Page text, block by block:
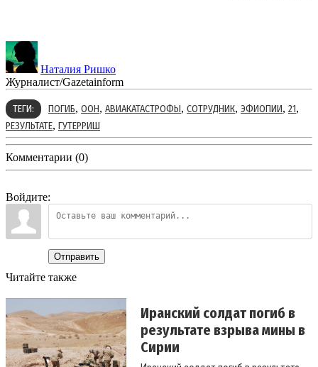
Наталия Ришко
Журналист/Gazetainform
ТЕГИ: ПОГИБ, ООН, АВИАКАТАСТРОФЫ, СОТРУДНИК, ЭФИОПИИ, 21,
РЕЗУЛЬТАТЕ, ГУТЕРРИШ
Комментарии (0)
Войдите:
Отправить
Читайте также
Иранский солдат погиб в
результате взрыва мины в
Сирии